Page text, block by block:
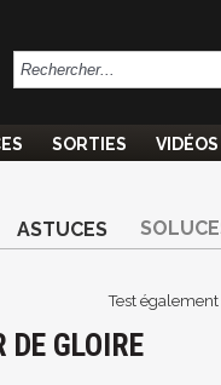
SORTIES VIDÉOS
ASTUCES
Test
GLOIRE